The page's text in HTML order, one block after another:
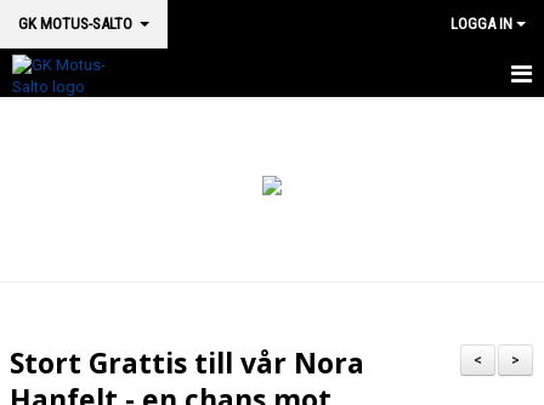
GK MOTUS-SALTO LOGGA IN
VÅRA HALLAR & LOKALER
>
<
Stort Grattis till vår Nora